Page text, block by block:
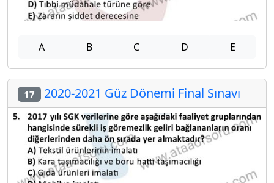
A B C D E
17 2020-2021 Güz Dönemi Final Sınavı